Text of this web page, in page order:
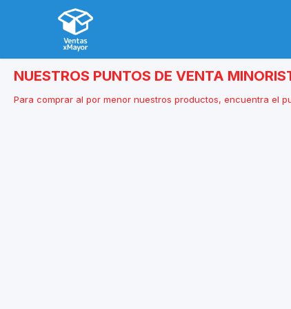
NUESTROS PUNTOS DE VENTA
Para comprar al por menor nuestros productos, encuentra el